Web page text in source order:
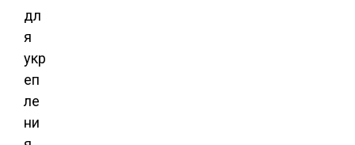
дл
я
укр
еп
ле
ни